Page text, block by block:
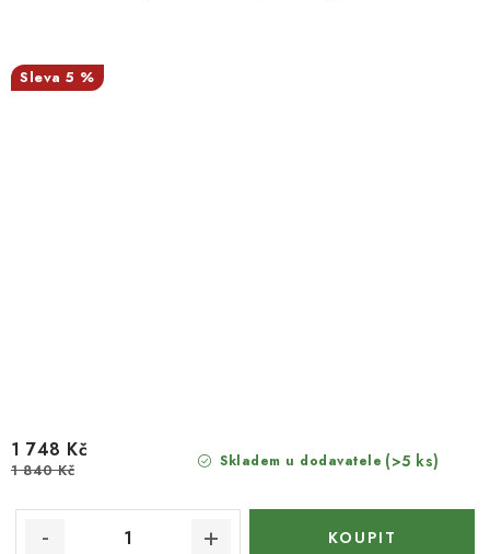
5 %
Skladem u dodavatele (>5 ks)
1 748 Kč
1 840 Kč